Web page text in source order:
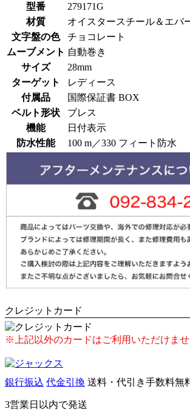
型番
279171G
材質
オイスタースチール＆エバ
文字盤の色
チョコレート
ムーブメント 自動巻き
サイズ
28mm
ターゲット
レディース
付属品
国際保証書 BOX
ベルト形状
ブレス
機能
日付表示
防水性能
100 m／330 フィート防水
クレジットカード
※上記以外のカードはご利用いただけませ
銀行振込 代金引換 送料・代引き手数料無
3営業日以内で発送